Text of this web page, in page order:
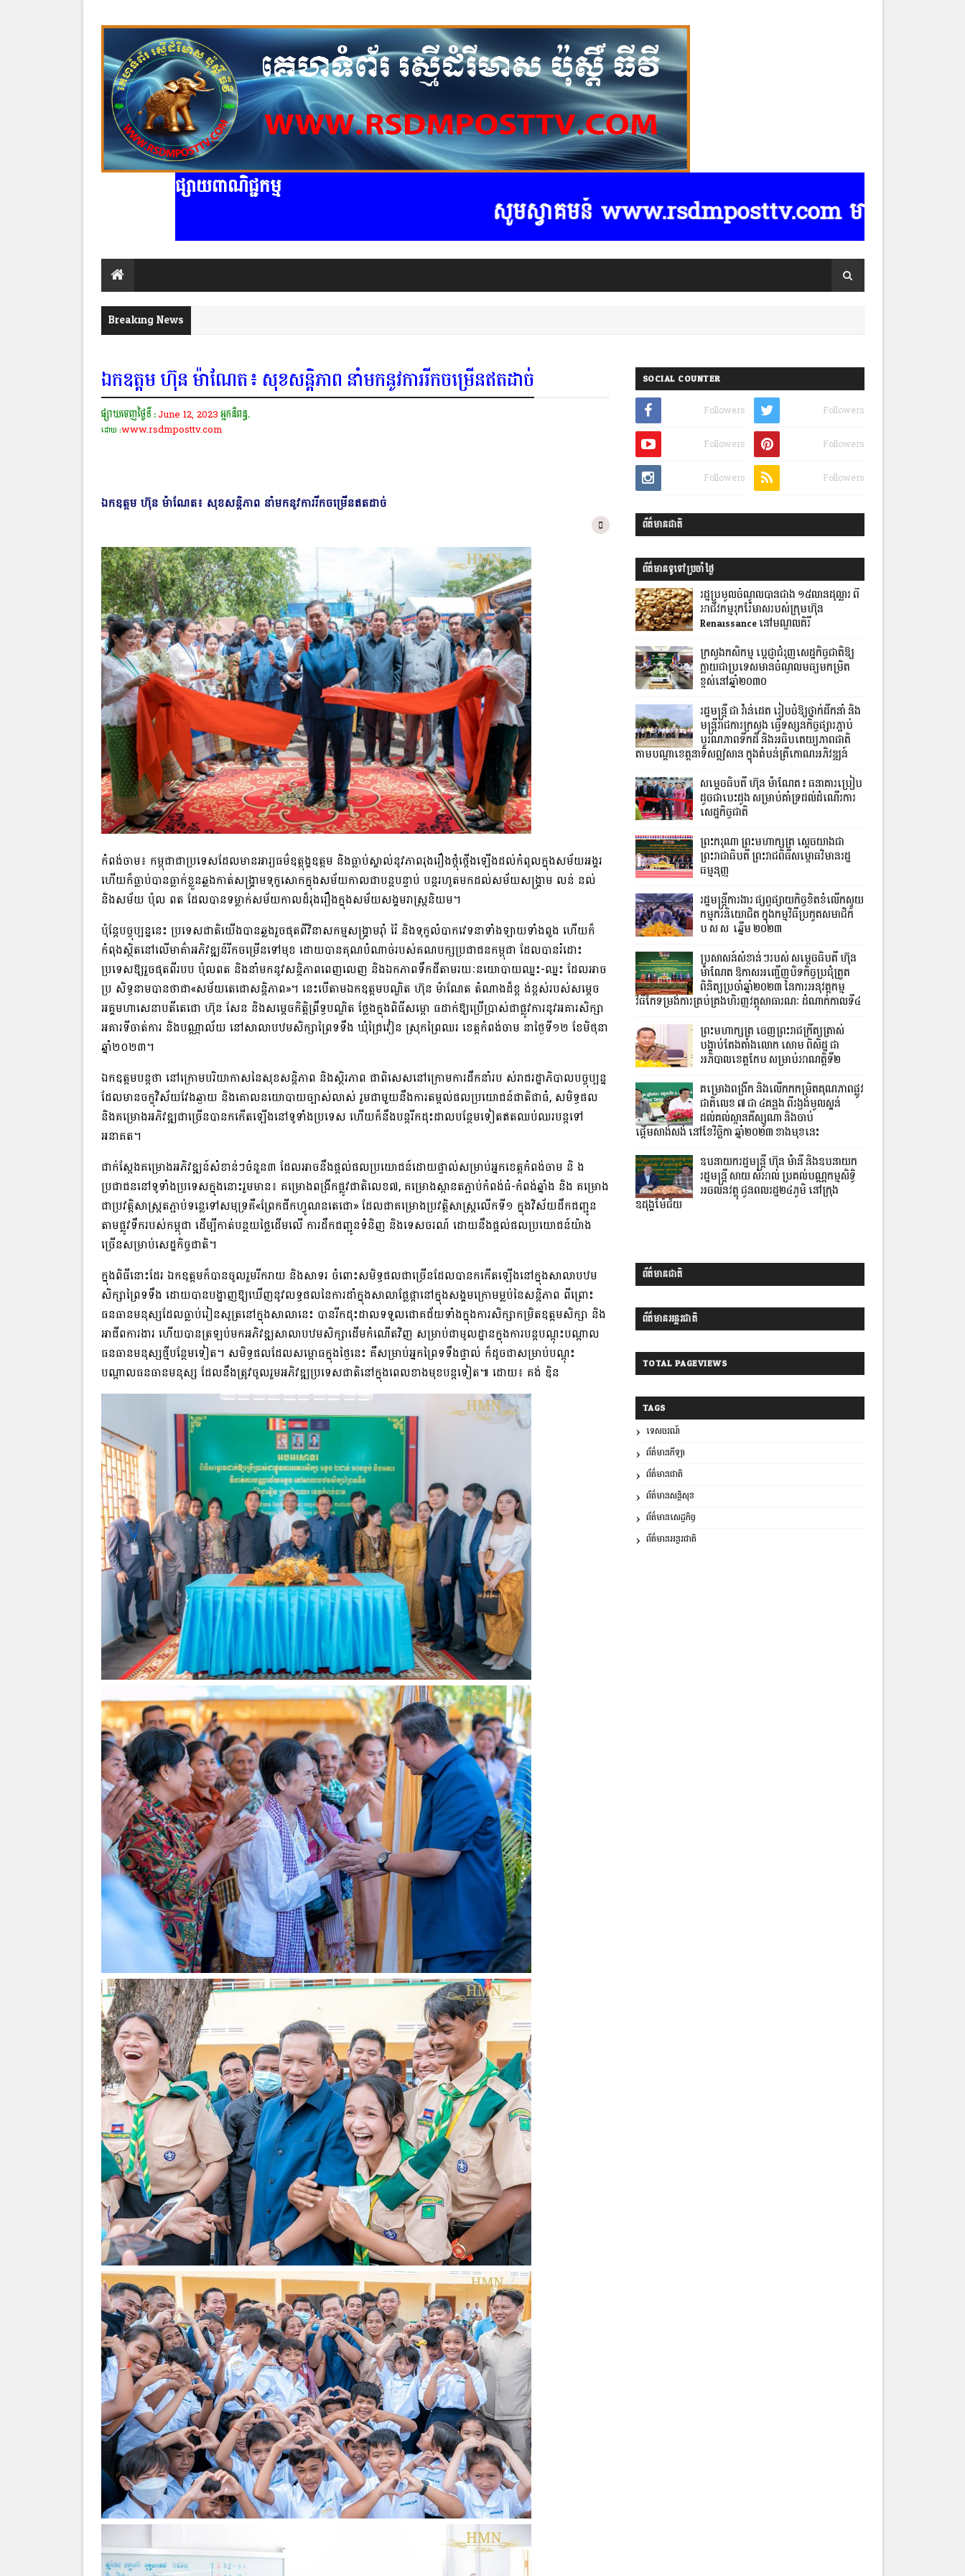
ផ្សាយពាណិជ្ជកម្ម
សូមស្វាគមន៍ www.rsdmposttv.com មានទទួលផ្សាយពាណិ
Breaking News
ឯកឧត្ដម ហ៊ុន ម៉ាណែត៖ សុខសន្តិភាព នាំមកនូវការរីកចម្រើន​ឥត​ដាច់​
ផ្សាយចេញថ្ងៃទី :June 12, 2023អ្នកនិពន្ធ.
ដោយ :www.rsdmposttv.com
ឯកឧត្ដម ហ៊ុន ម៉ាណែត៖ សុខសន្តិភាព នាំមកនូវការរីកចម្រើន​ឥត​ដាច់​
កំពង់ចាម៖ កម្ពុជា​ជា​ប្រទេស​ដែលមាន​អារ្យធម៌​ឧត្ដុង្គឧត្ដម និង​ធ្លាប់​ស្គាល់​នូវ​ភាពរុងរឿង​ថ្កុំថ្កើង​ឡើងដល់​កំពូល​ក្នុងសម័យ​អង្គរ
ហើយក៏​ធ្លាប់បាន​ធ្លាក់ខ្លួន​ឆ្លងកាត់​សង្គ្រាម​ទុក្ខសោក​ក្នុង​សម័យកាល​ជា​បន្តបន្ទាប់ បន្ត​រហូតមកដល់​ស​ម័​យ​សង្គ្រាម លន់ នល់
និង​សម័យ ប៉ុល ពត ដែល​បាន​ទម្លាក់​សម័យកាល​ដ៏​រុងរឿង​ក្នុង​សម័យ​សង្គមរាស្ត្រនិយម​។
ប៉ុន្តែ​បច្ចុប្បន្ននេះ ប្រទេសជាតិ​យើង​បាន​ឆ្លង​រួច​ផុតពី​វិនាសកម្ម​សង្គ្រាម​រ៉ាំ រ៉ៃ និង​ទុក្ខលំបាក​វេទនា​ទាំងឡាយ​ទាំងពួង ហើយក៏​
កំពុង​ស្ថិតនៅលើ​មាគ៌ា​អភិវឌ្ឍន៍​រីកចម្រើន​ទៅមុខ ដោយបាន​គុណបំណាច់​របស់​គណបក្ស​ប្រជាជន​កម្ពុជា ដែល​បាន​រំដោះ
ប្រទេស​ឱ្យ​រួចផុត​ពីរ​បប ប៉ុលពត និង​នាំមក​នូវ​សន្តិភាព​ពេញលេញ និង​ឯកភាព​ទឹកដី​តាមរយៈ​នយោបាយ​ឈ្នះ​-​ឈ្នះ ដែល​អាច​
ប្រ សិទ្ធ​នាម​បាន​ថា​ជា​«​សម័យ​តេ​ជោ​សន្តិភាព​»​។ នេះ​បើតាម​ឯកឧត្តម​បណ្ឌិត ហ៊ុន ម៉ា​ណែ​ត តំណាង​ដ៏​ខ្ព ង់​ខ្ពស់​របស់​សម្តេច​
អគ្គមហាសេនាបតី​តេ​ជោ ហ៊ុន សែន និង​សម្តេច​កិត្តិ​ព្រឹទ្ធ​បណ្ឌិត ថ្លែង​ក្នុង​ពិធី​ស​ម្ពោ ធ​ដាក់ឱ្យ​ប្រើប្រាស់​ជា​ផ្លូវការ​នូវ​អគារសិក្សា
អគារ​ទីចាត់ការ និង​បណ្ណាល័យ នៅ​សាលាបឋមសិក្សា​ព្រៃទទឹង ឃុំ​ជ្រៃវៀន ស្រុក​ព្រៃឈរ ខេត្តកំពង់ចាម នា​ថ្ងៃទី​១២ ខែមិថុនា
ឆ្នាំ​២០២៣​។​
​ឯកឧត្ដម​បន្តថា នៅក្រោម​បរិយាកាស​នៃ​សុខសន្តិភាព និង​ស្ថិរភាព ជាពិសេស​នៅក្រោម​ការដឹកនាំ​រប ស់រាជ​រដ្ឋាភិបាល​បច្ចុប្បន្ន
ដែលមាន​ចក្ខុវិស័យ​វែងឆ្ងាយ និង​គោលនយោបាយ​ច្បាស់លាស់ រួម​ជាមួយនឹង​ការតម្កល់​ផលប្រយោជន៍​ជាតិ​ជាធំ​, សមិទ្ធផល
និង​គម្រោង​អភិវឌ្ឍ​ជាច្រើន​បានកកើតឡើង​នៅ​ទូទាំងប្រទេស ហើយក៏​នឹង​បន្ត​រីកដុះដាល​បន្ថែមទៀត​ឥតឈប់ឈរ​បន្តទៅ​
អនាគត​។
ជាក់ស្តែង​គម្រោង​អភិវឌ្ឍន៍​សំខាន់ៗ​ចំនួន​៣ ដែល​អាច​នឹង​ផ្តល់​ផលប្រយោជន៍​ដោយផ្ទាល់​សម្រាប់​អ្នក​ខេត្តកំពង់ចាម និ ង​
ប្រជាជន​នៅ​ទូទាំងប្រទេស​ក្នុងនោះ​រួមមាន​៖ គម្រោង​ពង្រីក​ផ្លូវជាតិ​លេខ​៧, គម្រោង​ស្ពាន​ត​ភ្ជាប់​កំ​ពង់​ធំ​-​កំពង់ឆ្នាំង និង គម្រោង​
ជា​ប្រវត្តិសាស្ត្រ​ត​ភ្ជាប់​ទន្លេ​ទៅ​សមុទ្រ​គឺ​«​ព្រែកជីក​ហ្វូណន​តេ​ជោ​» ដែលជា​គម្រោង​ប្រវត្តិសាស្ត្រ​លើក​ទី​១ ក្នុង​វិស័យ​ដឹកជញ្ជូន​
តាមផ្លូវ​ទឹករ​បស់​កម្ពុជា ដើម្បី​កាត់បន្ថយ​ថ្លៃដើម​លើ ការដឹកជញ្ជូន​ទំនិញ និង​ទេសចរណ៍ ដោយ​នឹង​ផ្តល់​ផលប្រយោជន៍​យ៉ាង
ច្រើន​សម្រាប់​សេដ្ឋកិច្ចជាតិ​។​
​ក្នុង​ពិធី​នោះដែរ ឯកឧត្ដម​ក៏បាន​ចូលរួម​រីករាយ និង​សាទរ ចំពោះ​សមិទ្ធផល​ជាច្រើន​ដែល​បានកកើតឡើង​នៅក្នុង​សាលាបឋម
សិក្សា​ព្រៃទទឹង ដោយបាន​បង្ហាញឱ្យឃើញ​នូវ​លទ្ធផល​នៃ​ការដាំ​ក្នុង​សាលា​ផ្លែផ្កា​នៅក្នុង​សង្គម​ក្រោម​ម្លប់​នៃ​សន្តិភាព ពីព្រោះ​
ធនធានមនុស្ស​ដែល​ធ្លាប់​រៀនសូត្រ​នៅក្នុង​សាលា​នេះ បាន​រីកដុះដាល​ទទួលជោគជ័យ​ទាំង​ក្នុងការ​សិក្សា​កម្រិត​ឧ​ត្ត​មសិ​ក្សា និង​
អាជីព​ការងារ ហើយ​បាន​ត្រឡប់មក​អភិវឌ្ឍ​សាលាបឋមសិក្សា​ដើមកំណើត​វិញ សម្រាប់​ជា​មូលដ្ឋាន​ក្នុងការ​បន្ត​បណ្តុះបណ្តាល​
ធនធានមនុស្ស​ថ្មី​បន្ថែមទៀត​។ សមិទ្ធផល​ដែល​សម្ពោធ​ក្នុងថ្ងៃនេះ គឺ​សម្រាប់​អ្នកព្រៃ​ទទឹង​ផ្ទាល់ ក៏ដូចជា​សម្រាប់​បណ្តុះ
បណ្តាល​ធនធានមនុស្ស ដែល​នឹងត្រូវ​ចូលរួម​អភិវឌ្ឍ​ប្រទេសជាតិ​នៅក្នុងពេល​ខាងមុខ​បន្តទៀត​៕ ដោយ​៖ គង់ ឌិន​
SOCIAL COUNTER
Followers
Followers
Followers Followers
Followers Followers
ព័ត៌មានជាតិ
ព័ត៌មានទូទៅប្រចាំថ្ងៃ
រដ្ឋប្រមូលចំណូលបានជាង ១៥លានដុល្លារ ពី
អាជីវកម្មរុករ៉ែមាសរបស់ក្រុមហ៊ុន
Renaissance នៅមណ្ឌលគិរី
ក្រសួងកសិកម្ម ប្តេជ្ញាជំរុញសេដ្ឋកិច្ចជាតិឱ្យ
ក្លាយជាប្រទេសមានចំណូលមធ្យមកម្រិត
ខ្ពស់​នៅឆ្នាំ២០៣០
រដ្ឋមន្ត្រី ជា វ៉ាន់ដេត រៀបចំឱ្យថ្នាក់ដឹកនាំ និង
មន្ត្រីរាជការក្រសួង ធ្វើទស្សនកិច្ចផ្សារភ្ជាប់
បូរណភាពទឹកដី និងអធិបតេយ្យភាពជាតិ
តាមបណ្តាខេត្តនាទិសឦសាន ក្នុងតំបន់ត្រីកោណអភិវឌ្ឍន៍
សម្តេចធិបតី ហ៊ុន ម៉ាណែត៖ ធនាគារប្រៀប
ដូចជាបេះដូង សម្រាប់គាំទ្រដល់ដំណើរការ
សេដ្ឋកិច្ចជាតិ
ព្រះករុណា ព្រះមហាក្សត្រ ស្តេចយាងជា
ព្រះរាជាធិបតី ព្រះរាជពិធីសម្ពោធវិមានរដ្ឋ
ធម្មនុញ្ញ
រដ្ឋមន្ត្រីការងារ ផ្សព្វផ្សាយកិច្ចខិតខំលើកស្ទួយ
កម្មករនិយោជិត ក្នុងកម្មវិធីប្រកួតសមាជិក
ប.ស.ស. ឆ្នើម ២០២៣
ប្រសាសន៍សំខាន់ៗរបស់ សម្តេចធិបតី ហ៊ុន
ម៉ាណែត ឱកាសអញ្ជើញបិទកិច្ចប្រជុំត្រួត
ពិនិត្យប្រចាំឆ្នាំ២០២៣ នៃការអនុវត្តកម្ម
វិធីកែទម្រង់ការគ្រប់គ្រងហិរញ្ញវត្ថុសាធារណៈ ដំណាក់កាលទី៤
ព្រះមហាក្សត្រ ចេញព្រះរាជក្រឹត្យត្រាស់
បង្គាប់តែងតាំងលោក សោម ពិសិដ្ឋ ជា
អភិបាលខេត្តកែប សម្រាប់អាណត្តិទី២
គម្រោងពង្រីក និងលើកកកម្រិតគុណភាពផ្លូវ
ជាតិលេខ ៧ ជា ៤គន្លង ពីរង្វង់មូលស្គន់
ដល់គល់ស្ពានគីស្សូណា និងចាប់
ផ្តើមសាង់សង់ នៅខែវិច្ឆិកា ឆ្នាំ២០២៣ ខាងមុខនេះ
ឧបនាយករដ្ឋមន្ដ្រី ហ៊ុន ម៉ានី និងឧបនាយក
រដ្ឋមន្ដ្រី សាយ សំអាល់ ប្រគល់បណ្ណកម្មសិទ្ធិ
អចលនវត្ថុ ជូនពលរដ្ឋ២៤ភូមិ នៅក្រុង
ឧដុង្គម៉ែជ័យ
ព័ត៌មានជាតិ
ព័ត៌មានអន្តរជាតិ
TOTAL PAGEVIEWS
TAGS
ទេសចរណ៍
ព័ត៌មានកីឡា
ព័ត៌មានជាតិ
ព័ត៌មានសន្តិសុខ
ព័ត៌មានសេដ្ឋកិច្ច
ព័ត៌មានអន្តរជាតិ